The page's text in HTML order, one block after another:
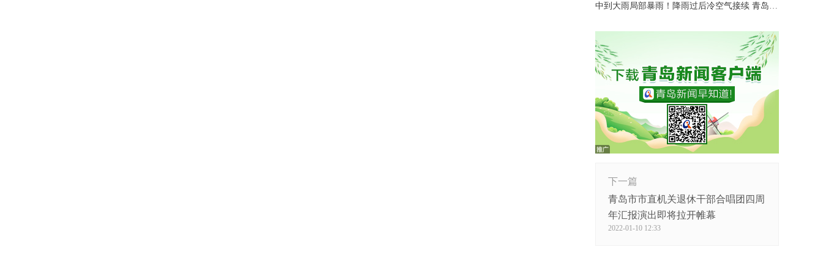
中到大雨局部暴雨！降雨过后冷空气接续 青岛最低温降到10℃以下
下一篇
青岛市市直机关退休干部合唱团四周
年汇报演出即将拉开帷幕
2022-01-10 12:33